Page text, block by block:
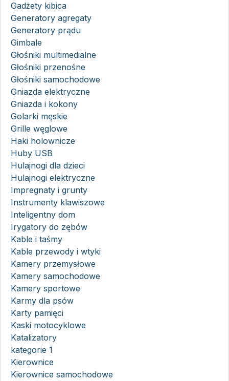
Gadżety kibica
Generatory agregaty
Generatory prądu
Gimbale
Głośniki multimedialne
Głośniki przenośne
Głośniki samochodowe
Gniazda elektryczne
Gniazda i kokony
Golarki męskie
Grille węglowe
Haki holownicze
Huby USB
Hulajnogi dla dzieci
Hulajnogi elektryczne
Impregnaty i grunty
Instrumenty klawiszowe
Inteligentny dom
Irygatory do zębów
Kable i taśmy
Kable przewody i wtyki
Kamery przemysłowe
Kamery samochodowe
Kamery sportowe
Karmy dla psów
Karty pamięci
Kaski motocyklowe
Katalizatory
kategorie 1
Kierownice
Kierownice samochodowe